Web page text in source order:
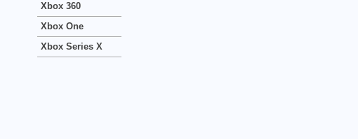
Xbox 360
Xbox One
Xbox Series X